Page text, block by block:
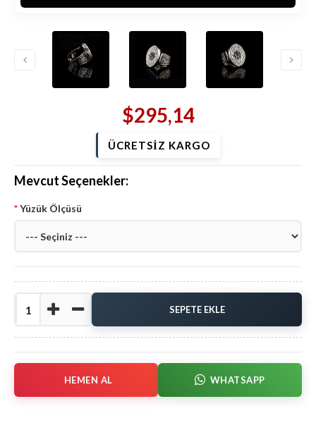
$295,14
ÜCRETSİZ KARGO
Mevcut Seçenekler:
Yüzük Ölçüsü
HEMEN AL WHATSAPP